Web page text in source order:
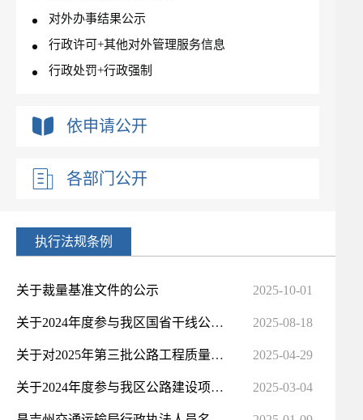
对外办事结果公示
行政许可+其他对外管理服务信息
行政处罚+行政强制
依申请公开
各部门公开
执行法规条例
关于裁量基准文件的公示 2025-10-01
关于2024年度参与我区国省干线公路养护项目信用评价从业企业名单的公示 2025-08-18
关于对2025年第三批公路工程质量检测企业资质行政许可决定的公告 2025-04-29
关于2024年度参与我区公路建设项目信用评价从业企业名单的公示 2025-03-04